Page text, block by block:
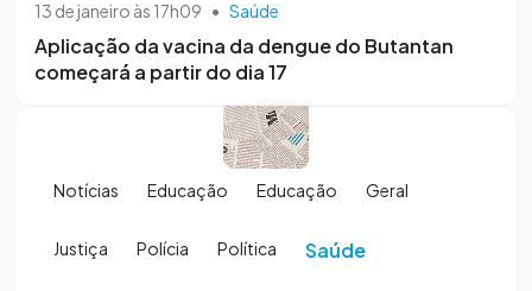
13 de janeiro às 17h09 • Saúde
Aplicação da vacina da dengue do Butantan
começará a partir do dia 17
Notícias Educação Educação Geral
Justiça Polícia Política Saúde